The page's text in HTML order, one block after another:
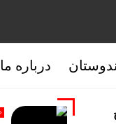
درباره ما